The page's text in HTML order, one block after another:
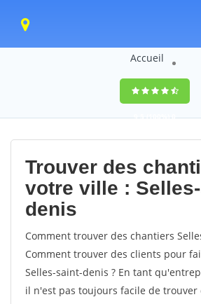
Accueil
9,5(100%)0
votes
Trouver des
votre ville :
denis
Comment trouver des chantiers
Comment trouver des clients pour
Selles-saint-denis ? En tant
il n'est pas toujours facile de trouver